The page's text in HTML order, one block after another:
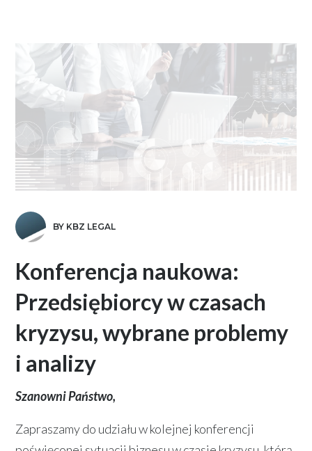
BY KBZ LEGAL
Konferencja naukowa:
Przedsiębiorcy w czasach
kryzysu, wybrane problemy
i analizy
Szanowni Państwo,
Zapraszamy do udziału w kolejnej konferencji